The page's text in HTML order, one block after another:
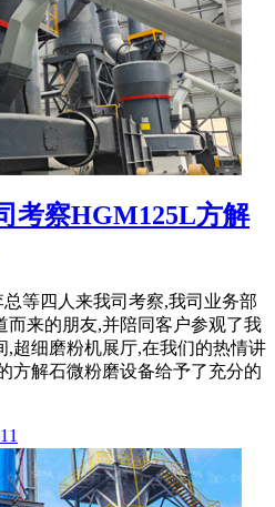
考察HGM125L方解
总等四人来我司考察,我司业务部
而来的朋友,并陪同客户参观了我
,超细磨粉机展厅,在我们的热情讲
方解石微粉磨设备给予了充分的